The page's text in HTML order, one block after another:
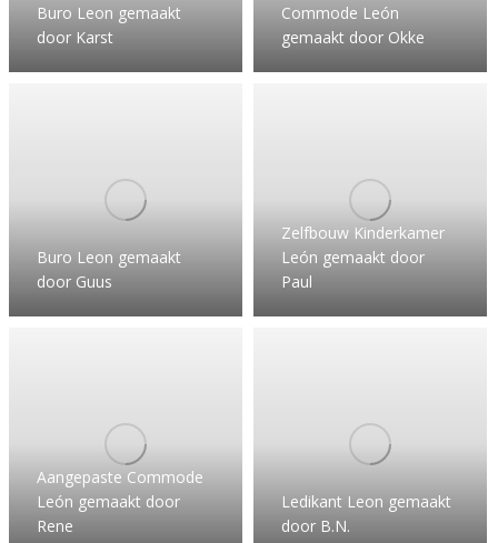
Buro Leon gemaakt
door Karst
Commode León
gemaakt door Okke
Buro Leon gemaakt
door Guus
Zelfbouw Kinderkamer
León gemaakt door
Paul
Aangepaste Commode
León gemaakt door
Rene
Ledikant Leon gemaakt
door B.N.